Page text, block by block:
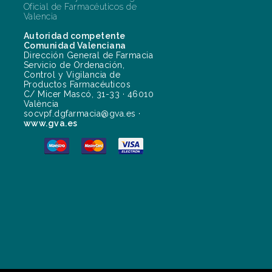
Oficial de Farmacéuticos de
Valencia
Autoridad competente
Comunidad Valenciana
Dirección General de Farmacia
Servicio de Ordenación,
Control y Vigilancia de
Productos Farmacéuticos
C/ Micer Mascó, 31-33 · 46010
València
socvpf.dgfarmacia@gva.es ·
www.gva.es